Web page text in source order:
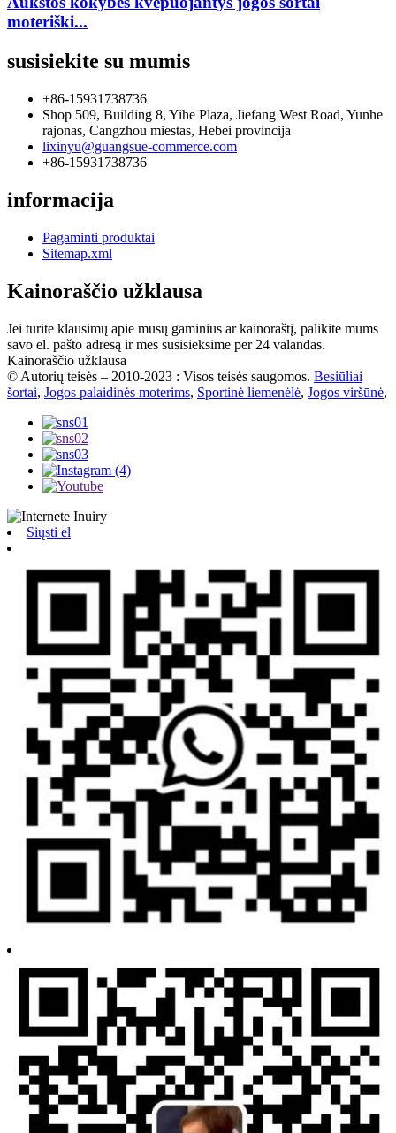
moteriški...
susisiekite su mumis
+86-15931738736
Shop 509, Building 8, Yihe Plaza, Jiefang West Road, Yunhe
rajonas, Cangzhou miestas, Hebei provincija
lixinyu@guangsue-commerce.com
+86-15931738736
informacija
Pagaminti produktai
Sitemap.xml
Kainoraščio užklausa
Jei turite klausimų apie mūsų gaminius ar kainoraštį, palikite mums
savo el. pašto adresą ir mes susisieksime per 24 valandas.
Kainoraščio užklausa
© Autorių teisės – 2010-2023 : Visos teisės saugomos. Besiūliai
šortai, Jogos palaidinės moterims, Sportinė liemenėlė, Jogos viršūnė,
Siųsti el